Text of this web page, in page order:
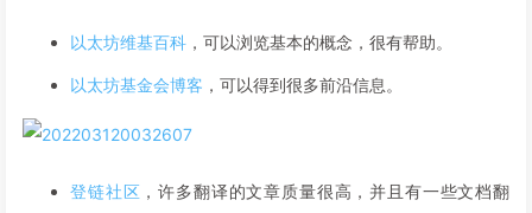
以太坊维基百科 ，可以浏览基本的概念，很有帮助。
以太坊基金会博客 ，可以得到很多前沿信息。
登链社区 ，许多翻译的文章质量很高，并且有一些文档翻